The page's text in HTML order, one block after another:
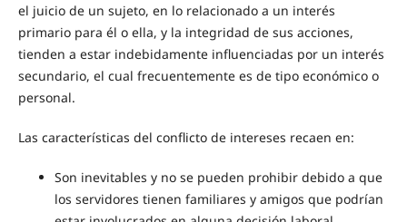
el juicio de un sujeto, en lo relacionado a un interés
primario para él o ella, y la integridad de sus acciones,
tienden a estar indebidamente influenciadas por un interés
secundario, el cual frecuentemente es de tipo económico o
personal.
Las características del conflicto de intereses recaen en:
Son inevitables y no se pueden prohibir debido a que
los servidores tienen familiares y amigos que podrían